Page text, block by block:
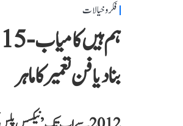
فکر و خیالات
بنا دیا فن تعمیر کا ماہر